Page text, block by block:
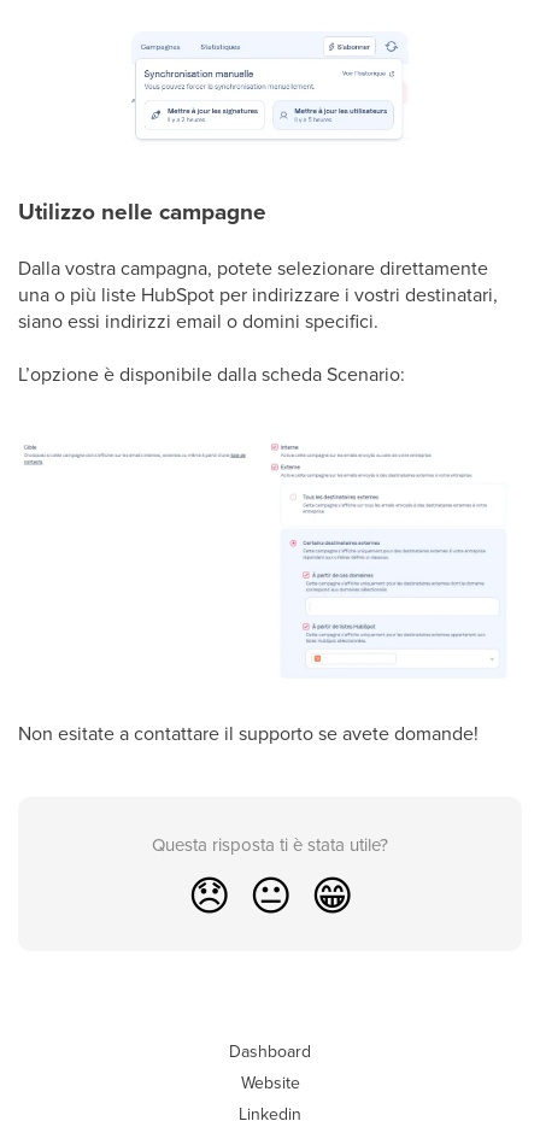
Utilizzo nelle campagne
Dalla vostra campagna, potete selezionare direttamente
una o più liste HubSpot per indirizzare i vostri destinatari,
siano essi indirizzi email o domini specifici.
L’opzione è disponibile dalla scheda Scenario:
Non esitate a contattare il supporto se avete domande!
Questa risposta ti è stata utile?
😞 😐 😁
Dashboard
Website
Linkedin